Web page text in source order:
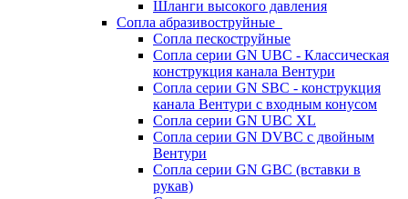
Шланги высокого давления
Сопла абразивоструйные
Сопла пескоструйные
Сопла серии GN UBC - Классическая
конструкция канала Вентури
Сопла серии GN SBC - конструкция
канала Вентури c входным конусом
Сопла серии GN UBC XL
Сопла серии GN DVBC с двойным
Вентури
Сопла серии GN GBC (вставки в
рукав)